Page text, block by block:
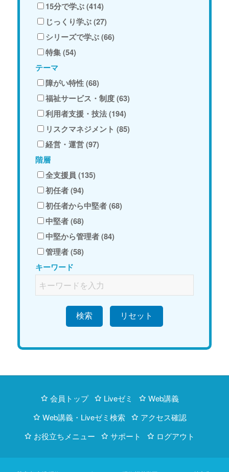
15分で学ぶ (414)
じっくり学ぶ (27)
シリーズで学ぶ (66)
特集 (54)
テーマ
障がい特性 (68)
福祉サービス・制度 (63)
利用者支援・技法 (194)
リスクマネジメント (85)
経営・運営 (97)
階層
全支援員 (135)
初任者 (94)
初任者から中堅者 (68)
中堅者 (68)
中堅から管理者 (84)
管理者 (58)
キーワード
検索
会員トップ Liveゼミ
Web講義
Web講義・Liveゼミ検索
アクセス確認
お役立ちメニュー
サポート ログアウト